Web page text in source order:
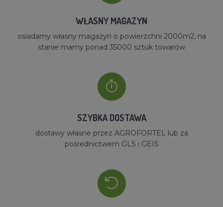
WŁASNY MAGAZYN
osiadamy własny magazyn o powierzchni 2000m2, na
stanie mamy ponad 35000 sztuk towarów
SZYBKA DOSTAWA
dostawy własne przez AGROFORTEL lub za
pośrednictwem GLS i GEIS